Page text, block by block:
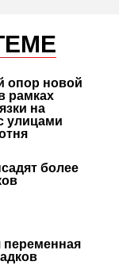
опор новой
рамках
на
улицами
более
переменная